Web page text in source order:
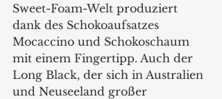
Sweet-Foam-Welt produziert
dank des Schokoaufsatzes
Mocaccino und Schokoschaum
mit einem Fingertipp. Auch der
Long Black, der sich in Australien
und Neuseeland großer